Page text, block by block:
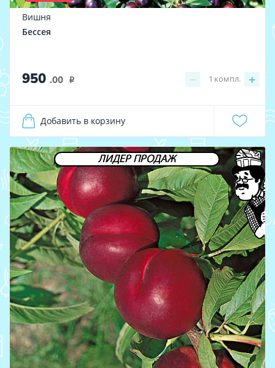
Вишня
Бессея
950 .00 i − +
1 компл.
Добавить в корзину
ЛИДЕР ПРОДАЖ